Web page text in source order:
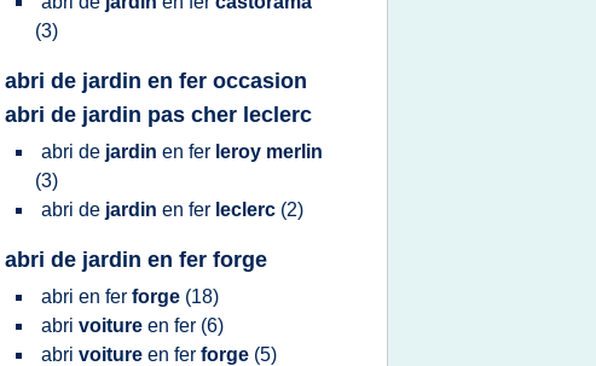
(3)
abri de jardin en fer occasion
abri de jardin pas cher leclerc
abri de jardin en fer leroy merlin
(3)
abri de jardin en fer leclerc (2)
abri de jardin en fer forge
abri en fer forge (18)
abri voiture en fer (6)
abri voiture en fer forge (5)